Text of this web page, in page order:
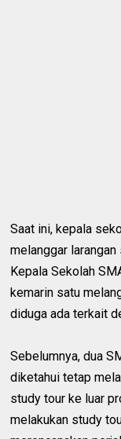
Saat ini, kepala
melanggar
Kepala Sekolah
kemarin satu
diduga ada terkait
Sebelumnya, dua
diketahui tetap
study tour ke luar
melakukan study